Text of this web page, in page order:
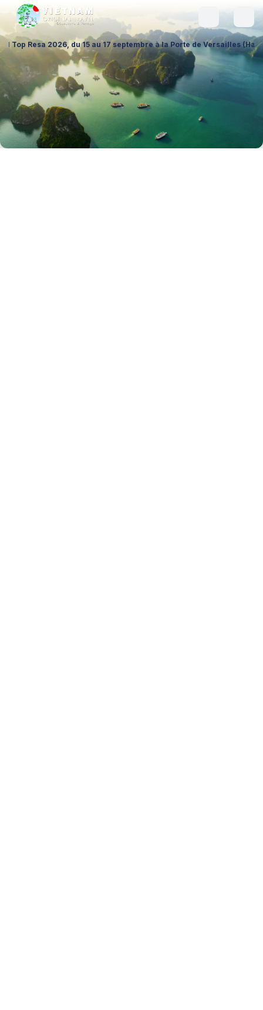
du 15 au 17 septembre à la Porte de Versailles (Hall 1 – Stand